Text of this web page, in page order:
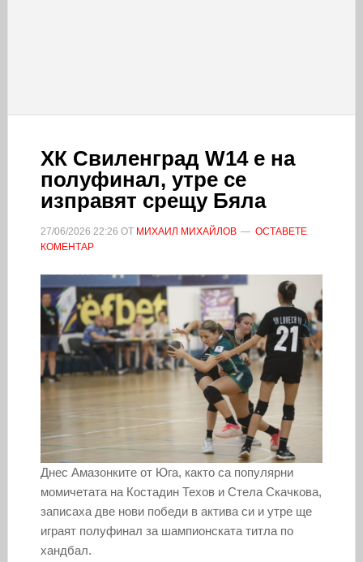
ХК Свиленград W14 е на
полуфинал, утре се
изправят срещу Бяла
27/06/2026 22:26 ОТ МИХАИЛ МИХАЙЛОВ
ОСТАВЕТЕ
КОМЕНТАР
Днес Амазонките от Юга, както са популярни
момичетата на Костадин Техов и Стела Скачкова,
записаха две нови победи в актива си и утре ще
играят полуфинал за шампионската титла по
хандбал.